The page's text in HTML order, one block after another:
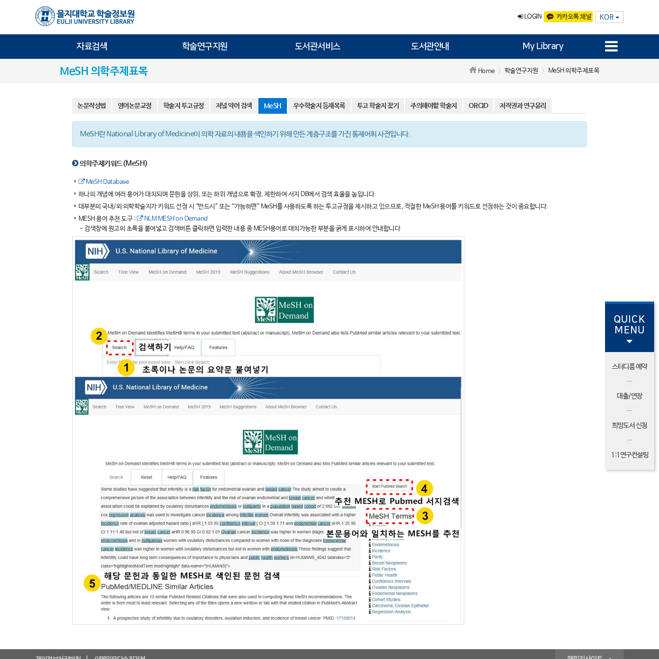
LOGIN 카카오톡 채널 KOR
자료검색 학술연구지원 도서관서비스 도서관안내 My Library
MeSH 의학주제표목 Home 학술연구지원 MeSH 의학주제표목
논문작성법 영어논문교정 학술지 투고규정 저널 약어 검색 MeSH 우수학술지 등재목록 투고 학술지 찾기 주의해야할 학술지 ORCID 저작권과 연구윤리
MeSH란 National Library of Medicine이 의학 자료의 내용을 색인하기 위해 만든 계층구조를 가진 통제어휘 사전입니다.
의학주제키워드(MeSH)
MeSH Database
하나의 개념에 여러 용어가 대치되며 문헌을 상위, 또는 하위 개념으로 확장, 제한하여 서지 DB에서 검색 효율을 높입니다.
대부분의 국내/외 의학학술지가 키워드 선정 시 “반드시” 또는 “가능하면” MeSH를 사용하도록 하는 투고규정을 제시하고 있으므로, 적절한 MeSH 용어를 키워드로 선정하는 것이 중요합니다.
MESH 용어 추천 도구 :
NLM MESH on Demand
- 검색창에 원고의 초록을 붙여넣고 검색버튼 클릭하면 입력한 내용 중 MESH용어로 대치가능한 부분을 굵게 표시하여 안내합니다
QUICK
MENU
스터디룸 예약
대출/연장
희망도서 신청
1:1연구컨설팅